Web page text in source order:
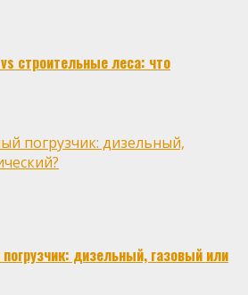
строительные леса: что
погрузчик: дизельный,
дизельный, газовый или